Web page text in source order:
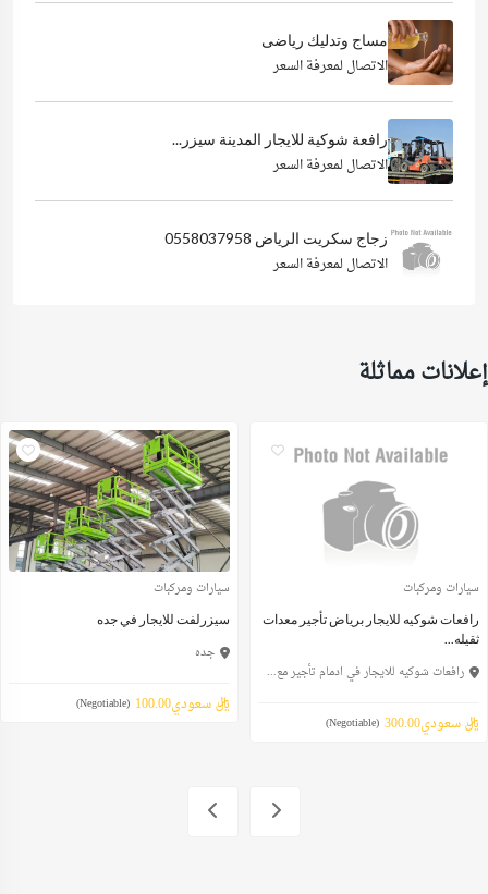
مساج وتدليك رياضى
الاتصال لمعرفة السعر
رافعة شوكية للايجار المدينة سيزر...
الاتصال لمعرفة السعر
زجاج سكريت الرياض 0558037958
الاتصال لمعرفة السعر
إعلانات مماثلة
سيارات ومركبات
رافعات شوكيه للايجار برياض تأجير معدات
ثقيله...
رافعات شوكيه للايجار في ادمام تأجير مع...
ريال سعودي300.00 (Negotiable)
سيارات ومركبات
سيزرلفت للايجار في جده
جده
ريال سعودي100.00 (Negotiable)